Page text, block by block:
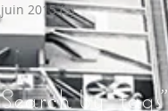
juin 2015 (3)3 posts
Search by "tags"